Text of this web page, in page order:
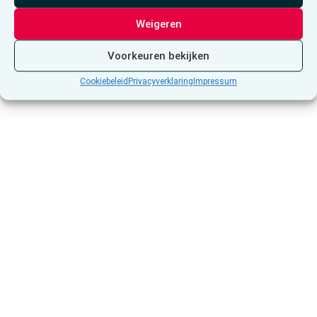
Weigeren
Voorkeuren bekijken
Cookiebeleid Privacyverklaring Impressum